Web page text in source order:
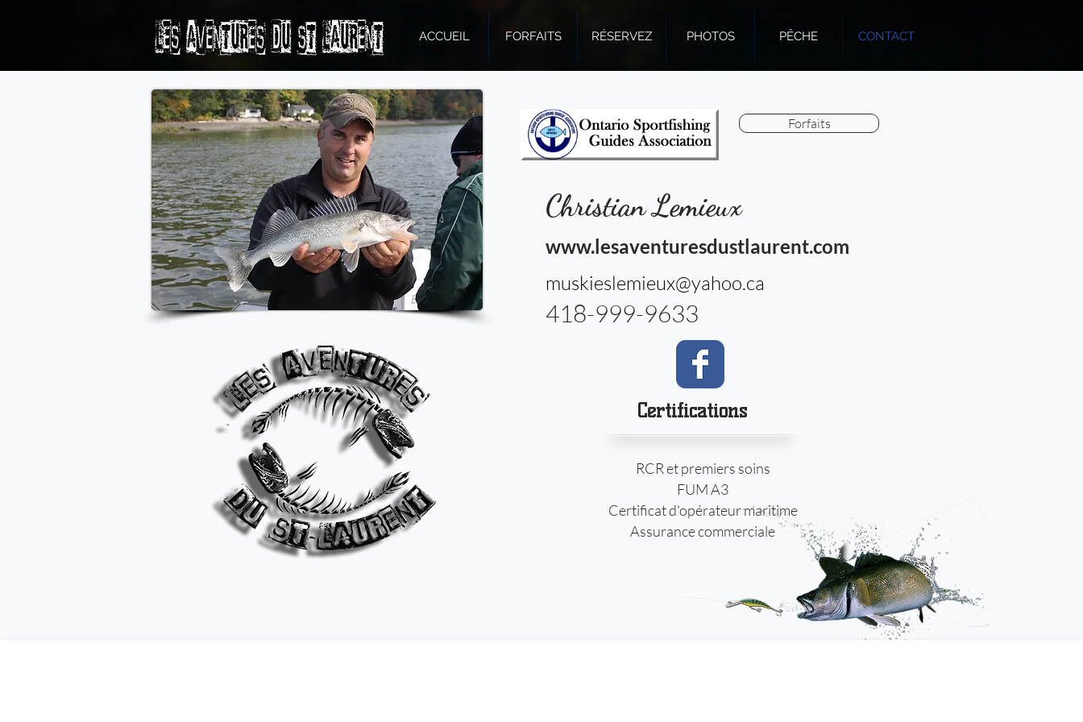
ACCUEIL FORFAITS RÉSERVEZ PHOTOS PÊCHE CONTACT
Forfaits
Christian Lemieux
www.lesaventuresdustlaurent.com
muskieslemieux@yahoo.ca
418-999-9633
Certifications
RCR et premiers soins
FUM A3
Certificat d'opérateur maritime
Assurance commerciale